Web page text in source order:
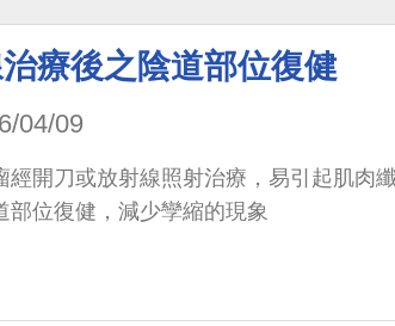
療後之陰道部位復健
04/09
經開刀或放射線照射治療，易引起肌肉
部位復健，減少孿縮的現象